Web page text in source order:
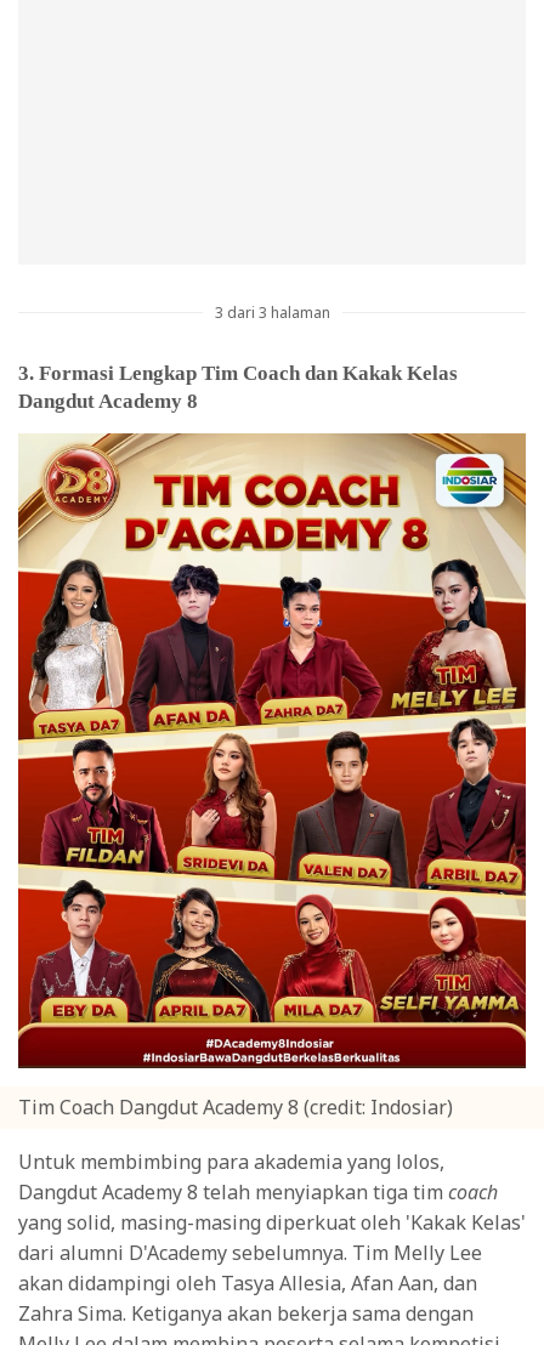
3 dari 3 halaman
3. Formasi Lengkap Tim Coach dan Kakak Kelas
Dangdut Academy 8
Tim Coach Dangdut Academy 8 (credit: Indosiar)
Untuk membimbing para akademia yang lolos,
Dangdut Academy 8 telah menyiapkan tiga tim coach
yang solid, masing-masing diperkuat oleh 'Kakak Kelas'
dari alumni D'Academy sebelumnya. Tim Melly Lee
akan didampingi oleh Tasya Allesia, Afan Aan, dan
Zahra Sima. Ketiganya akan bekerja sama dengan